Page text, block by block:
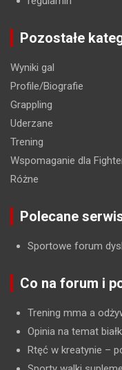
Pozostałe
Wyniki gal
Profile/Biografie
Grappling
Uderzane
Trening
Wspomaganie dla
Różne
Polecane
Sportowe forum
Co na forum i
Trening mma a
Opinia na temat
Rtęć w kreatynie –